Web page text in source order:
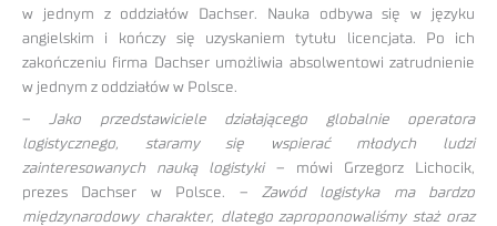
w jednym z oddziałów Dachser. Nauka odbywa się w języku
angielskim i kończy się uzyskaniem tytułu licencjata. Po ich
zakończeniu firma Dachser umożliwia absolwentowi zatrudnienie
w jednym z oddziałów w Polsce.
–Jako przedstawiciele działającego globalnie operatora
logistycznego, staramy się wspierać młodych ludzi
zainteresowanych nauką logistyki– mówi Grzegorz Lichocik,
prezes Dachser w Polsce. – Zawód logistyka ma bardzo
międzynarodowy charakter, dlatego zaproponowaliśmy staż oraz